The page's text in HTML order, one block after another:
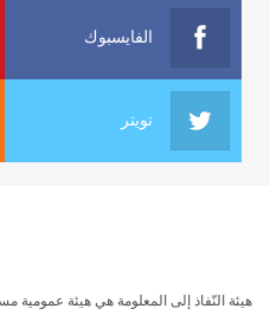
الفايسبوك
تويتر
هيئة النّفاذ إلى المعلومة هي هيئة عمومية